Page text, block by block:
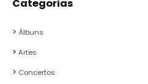
Categorias
Álbuns
Artes
Concertos